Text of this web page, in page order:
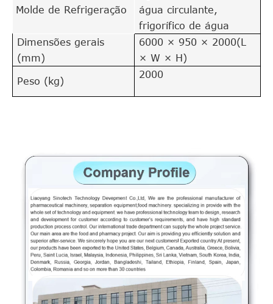
Molde de Refrigeração
água circulante,
frigorífico de água
Dimensões gerais
(mm)
6000 × 950 × 2000(L
× W × H)
Peso (kg)
2000